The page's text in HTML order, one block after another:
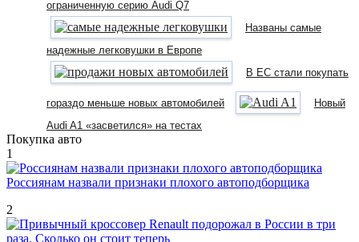
ограниченную серию Audi Q7
Названы самые
надежные легковушки в Европе
В ЕС стали покупать
гораздо меньше новых автомобилей
Новый
Audi A1 «засветился» на тестах
Покупка авто
1
Россиянам назвали признаки плохого автоподборщика
2